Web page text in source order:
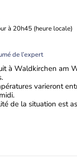
à 20h45 (heure locale)
de l’expert
à Waldkirchen am
varieront
de la situation est